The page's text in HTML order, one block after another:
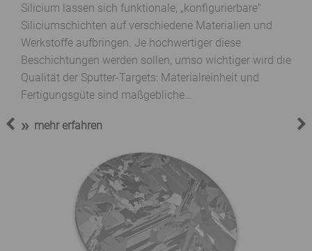
Silicium lassen sich funktionale, „konfigurierbare"
Siliciumschichten auf verschiedene Materialien und
Werkstoffe aufbringen. Je hochwertiger diese
Beschichtungen werden sollen, umso wichtiger wird die
Qualität der Sputter-Targets: Materialreinheit und
Fertigungsgüte sind maßgebliche…
mehr erfahren